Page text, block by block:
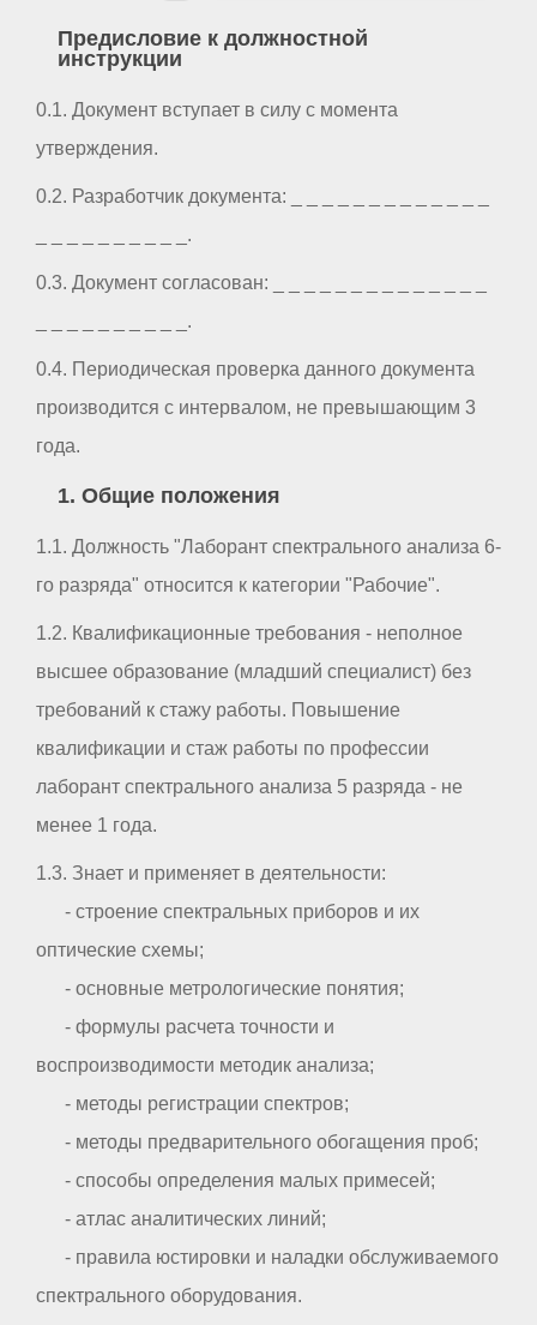
Предисловие к должностной
инструкции
0.1. Документ вступает в силу с момента
утверждения.
0.2. Разработчик документа: _ _ _ _ _ _ _ _ _ _ _ _ _
_ _ _ _ _ _ _ _ _ _.
0.3. Документ согласован: _ _ _ _ _ _ _ _ _ _ _ _ _ _
_ _ _ _ _ _ _ _ _ _.
0.4. Периодическая проверка данного документа
производится с интервалом, не превышающим 3
года.
1. Общие положения
1.1. Должность "Лаборант спектрального анализа 6-
го разряда" относится к категории "Рабочие".
1.2. Квалификационные требования - неполное
высшее образование (младший специалист) без
требований к стажу работы. Повышение
квалификации и стаж работы по профессии
лаборант спектрального анализа 5 разряда - не
менее 1 года.
1.3. Знает и применяет в деятельности:
- строение спектральных приборов и их
оптические схемы;
- основные метрологические понятия;
- формулы расчета точности и
воспроизводимости методик анализа;
- методы регистрации спектров;
- методы предварительного обогащения проб;
- способы определения малых примесей;
- атлас аналитических линий;
- правила юстировки и наладки обслуживаемого
спектрального оборудования.